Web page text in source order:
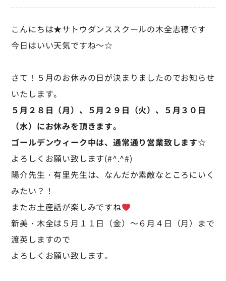
こんにちは★サトウダンススクールの木全志穂です
今日はいい天気ですね～☆
さて！５月のお休みの日が決まりましたのでお知らせ
いたします。
５月２８日（月）、５月２９日（火）、５月３０日
（水）にお休みを頂きます。
ゴールデンウィーク中は、通常通り営業致します☆
よろしくお願い致します(#^.^#)
陽介先生・有里先生は、なんだか素敵なところにいく
みたい？！
またお土産話が楽しみですね
新美・木全は５月１１日（金）～６月４日（月）まで
渡英しますので
よろしくお願い致します。